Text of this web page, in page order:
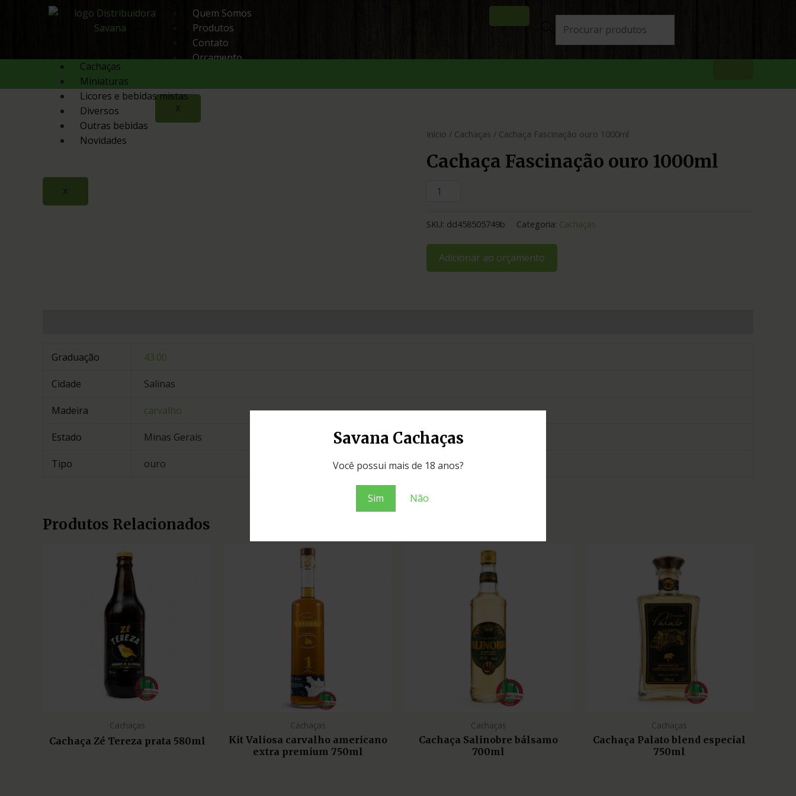
Savana Cachaças
Você possui mais de 18 anos?
Sim Não
Quem Somos
Produtos
Contato
Orçamento
X
Cachaças
Miniaturas
Licores e bebidas mistas
Diversos
Outras bebidas
Novidades
X
Início / Cachaças / Cachaça Fascinação ouro 1000ml
Cachaça Fascinação ouro 1000ml
SKU: dd458505749b Categoria: Cachaças
Adicionar ao orçamento
Graduação 43.00
Cidade Salinas
Madeira carvalho
Estado Minas Gerais
Tipo ouro
Produtos Relacionados
Cachaças
Cachaça Zé Tereza prata 580ml
Cachaças
Kit Valiosa carvalho americano
extra premium 750ml
Cachaças
Cachaça Salinobre bálsamo
700ml
Cachaças
Cachaça Palato blend especial
750ml